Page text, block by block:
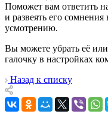
Поможет вам ответить
и развеять его
усмотрению.
Вы можете убрать её
галочку в настройках
Назад к списку